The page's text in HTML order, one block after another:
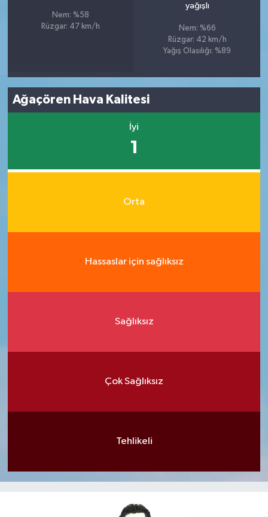
Nem: %58
Rüzgar: 47 km/h
yağışlı
Nem: %66
Rüzgar: 42 km/h
Yağış Olasılığı: %89
Ağaçören Hava Kalitesi
İyi
1
Orta
Hassaslar için sağlıksız
Sağlıksız
Çok Sağlıksız
Tehlikeli